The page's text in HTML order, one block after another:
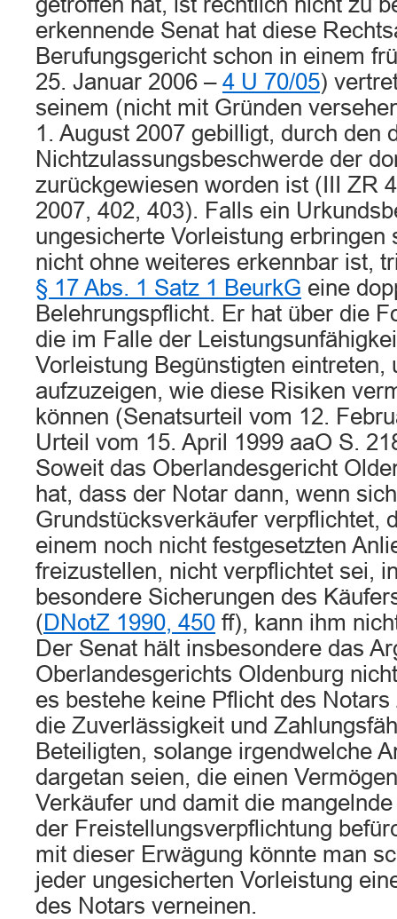
erkennende Senat hat diese
Berufungsgericht schon in einem
25. Januar 2006 – 4 U 70/05)
seinem (nicht mit Gründen
1. August 2007 gebilligt, durch den
Nichtzulassungsbeschwerde der
zurückgewiesen worden ist (III ZR
2007, 402, 403). Falls ein
ungesicherte Vorleistung erbringen
nicht ohne weiteres erkennbar ist,
§ 17 Abs. 1 Satz 1 BeurkG eine
Belehrungspflicht. Er hat über die
die im Falle der
Vorleistung Begünstigten eintreten,
aufzuzeigen, wie diese Risiken
können (Senatsurteil vom 12.
Urteil vom 15. April 1999 aaO S.
Soweit das Oberlandesgericht
hat, dass der Notar dann, wenn
Grundstücksverkäufer verpflichtet,
einem noch nicht festgesetzten
freizustellen, nicht verpflichtet sei,
besondere Sicherungen des
(DNotZ 1990, 450 ff), kann ihm
Der Senat hält insbesondere das
Oberlandesgerichts Oldenburg
es bestehe keine Pflicht des
die Zuverlässigkeit und
Beteiligten, solange irgendwelche
dargetan seien, die einen
Verkäufer und damit die
der Freistellungsverpflichtung
mit dieser Erwägung könnte man
jeder ungesicherten Vorleistung
des Notars verneinen.